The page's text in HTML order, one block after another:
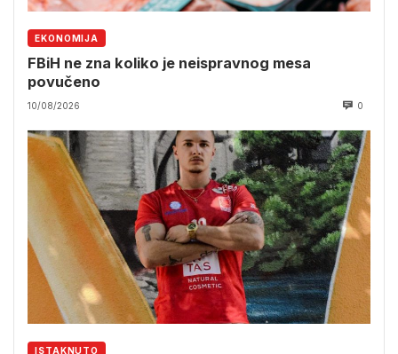
EKONOMIJA
FBiH ne zna koliko je neispravnog mesa
povučeno
10/08/2026 0
ISTAKNUTO